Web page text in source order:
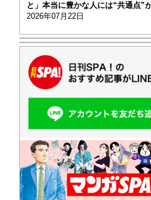
と」本当に豊かな人には“共通点”
2026年07月22日